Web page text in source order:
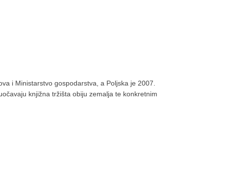
i Ministarstvo gospodarstva, a Poljska je 2007.
knjižna tržišta obiju zemalja te konkretnim